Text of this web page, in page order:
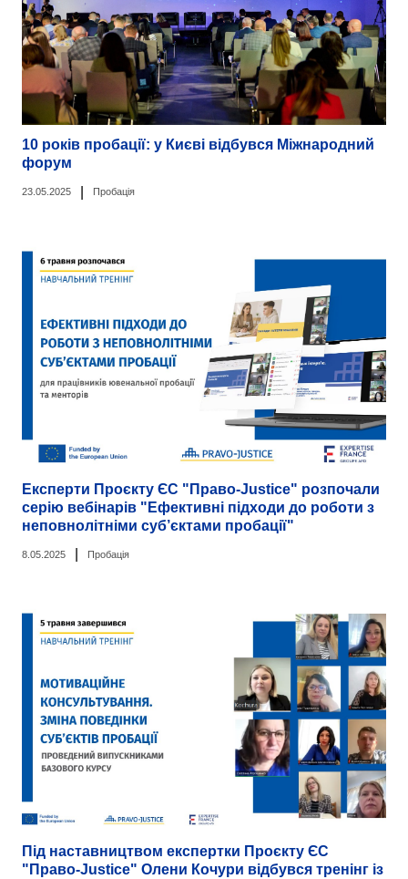
10 років пробації: у Києві відбувся Міжнародний
форум
23.05.2025 Пробація
Експерти Проєкту ЄС "Право-Justice" розпочали
серію вебінарів "Ефективні підходи до роботи з
неповнолітніми суб’єктами пробації"
8.05.2025 Пробація
Під наставництвом експертки Проєкту ЄС
"Право-Justice" Олени Кочури відбувся тренінг із